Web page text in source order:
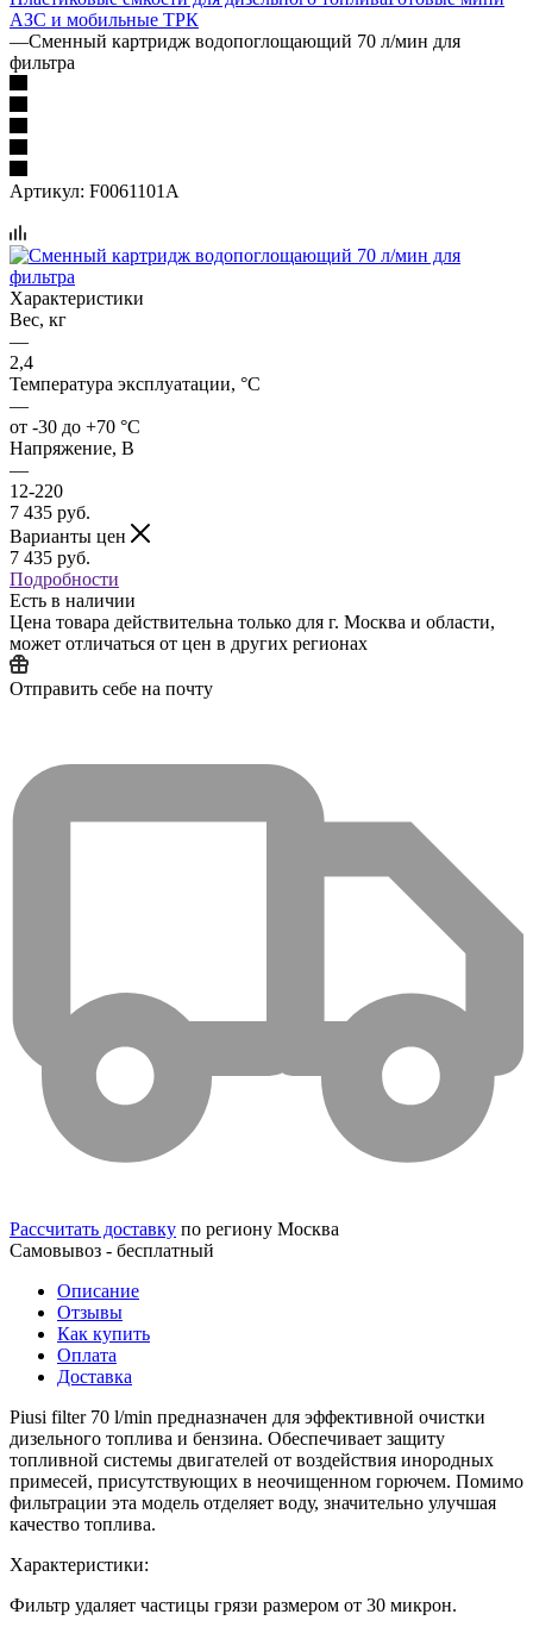
АЗС и мобильные ТРК
—Сменный картридж водопоглощающий 70 л/мин для
фильтра
Артикул: F0061101A
Характеристики
Вес, кг
—
2,4
Температура эксплуатации, °C
—
от -30 до +70 °С
Напряжение, В
—
12-220
7 435 руб.
Варианты цен
7 435 руб.
Подробности
Есть в наличии
Цена товара действительна только для г. Москва и области,
может отличаться от цен в других регионах
Отправить себе на почту
Рассчитать доставку по региону Москва
Самовывоз - бесплатный
Описание
Отзывы
Как купить
Оплата
Доставка
Piusi filter 70 l/min предназначен для эффективной очистки
дизельного топлива и бензина. Обеспечивает защиту
топливной системы двигателей от воздействия инородных
примесей, присутствующих в неочищенном горючем. Помимо
фильтрации эта модель отделяет воду, значительно улучшая
качество топлива.
Характеристики:
Фильтр удаляет частицы грязи размером от 30 микрон.